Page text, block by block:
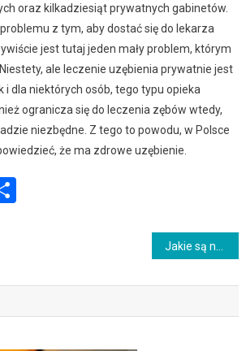
oraz kilkadziesiąt prywatnych gabinetów.
z tym, aby dostać się do lekarza
jest tutaj jeden mały problem, którym
ale leczenie uzębienia prywatnie jest
i dla niektórych osób, tego typu opieka
ogranicza się do leczenia zębów wtedy,
niezbędne. Z tego to powodu, w Polsce
że ma zdrowe uzębienie.
Podziel